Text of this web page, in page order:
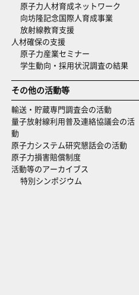
原子力人材育成ネットワーク
向坊隆記念国際人育成事業
放射線教育支援
人材確保の支援
原子力産業セミナー
学生動向・採用状況調査の結果
その他の活動等
輸送・貯蔵専門調査会の活動
量子放射線利用普及連絡協議会の活
動
原子力システム研究懇話会の活動
原子力損害賠償制度
活動等のアーカイブス
特別シンポジウム